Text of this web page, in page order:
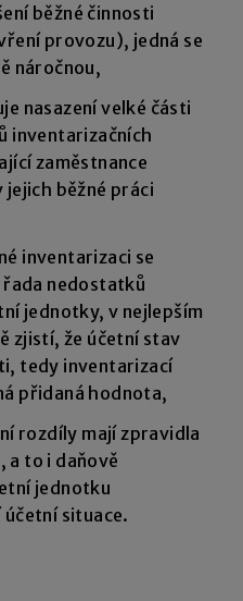
běžné činnosti
provozu), jedná se
náročnou,
nasazení velké části
inventarizačních
zaměstnance
jejich běžné práci
inventarizaci se
nedostatků
jednotky, v nejlepším
zjistí, že účetní stav
tedy inventarizací
přidaná hodnota,
rozdíly mají zpravidla
a to i daňově
jednotku
účetní situace.